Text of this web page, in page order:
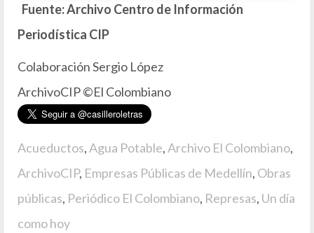
Fuente: Archivo Centro de Información
Periodística CIP
Colaboración Sergio López
ArchivoCIP ©El Colombiano
Acueductos,Agua Potable,Archivo El Colombiano,
ArchivoCIP, Empresas Públicas de Medellín, Obras
públicas, Periódico El Colombiano, Represas, Un día
como hoy